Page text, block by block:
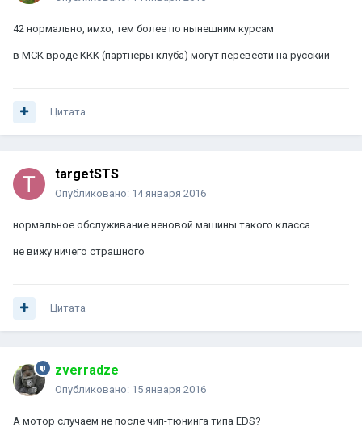
42 нормально, имхо, тем более по нынешним курсам
в МСК вроде ККК (партнёры клуба) могут перевести на русский
Цитата
targetSTS
Опубликовано: 14 января 2016
нормальное обслуживание неновой машины такого класса.
не вижу ничего страшного
Цитата
zverradze
Опубликовано: 15 января 2016
А мотор случаем не после чип-тюнинга типа EDS?